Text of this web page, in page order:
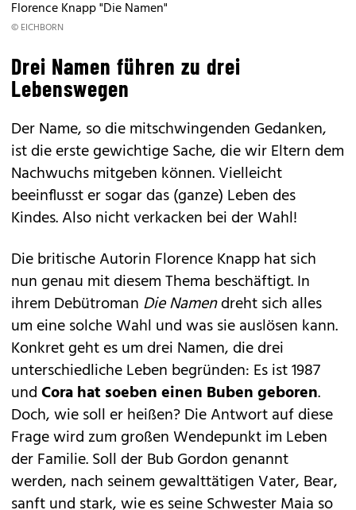
Florence Knapp "Die Namen"
© EICHBORN
Drei Namen führen zu drei
Lebenswegen
Der Name, so die mitschwingenden Gedanken,
ist die erste gewichtige Sache, die wir Eltern dem
Nachwuchs mitgeben können. Vielleicht
beeinflusst er sogar das (ganze) Leben des
Kindes. Also nicht verkacken bei der Wahl!
Die britische Autorin Florence Knapp hat sich
nun genau mit diesem Thema beschäftigt. In
ihrem Debütroman Die Namendreht sich alles
um eine solche Wahl und was sie auslösen kann.
Konkret geht es um drei Namen, die drei
unterschiedliche Leben begründen: Es ist 1987
undCora hat soeben einen Buben geboren.
Doch, wie soll er heißen? Die Antwort auf diese
Frage wird zum großen Wendepunkt im Leben
der Familie. Soll der Bub Gordon genannt
werden, nach seinem gewalttätigen Vater, Bear,
sanft und stark, wie es seine Schwester Maia so